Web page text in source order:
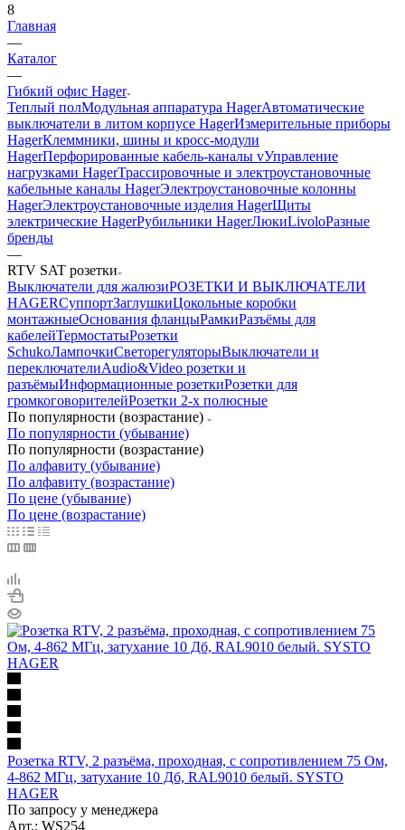
8
Главная
—
Каталог
—
Гибкий офис Hager
Теплый полМодульная аппаратура HagerАвтоматические
выключатели в литом корпусе HagerИзмерительные приборы
HagerКлеммники, шины и кросс-модули
HagerПерфорированные кабель-каналы vУправление
нагрузками HagerТрассировочные и электроустановочные
кабельные каналы HagerЭлектроустановочные колонны
HagerЭлектроустановочные изделия HagerЩиты
электрические HagerРубильники HagerЛюкиLivoloРазные
бренды
—
RTV SAT розетки
Выключатели для жалюзиРОЗЕТКИ И ВЫКЛЮЧАТЕЛИ
HAGERСуппортЗаглушкиЦокольные коробки
монтажныеОснования фланцыРамкиРазъёмы для
кабелейТермостатыРозетки
SchukoЛампочкиСветорегуляторыВыключатели и
переключателиAudio&Video розетки и
разъёмыИнформационные розеткиРозетки для
громкоговорителейРозетки 2-х полюсные
По популярности (возрастание)
По популярности (убывание)
По популярности (возрастание)
По алфавиту (убывание)
По алфавиту (возрастание)
По цене (убывание)
По цене (возрастание)
Розетка RTV, 2 разъёма, проходная, с сопротивлением 75 Ом,
4-862 МГц, затухание 10 Дб, RAL9010 белый. SYSTO
HAGER
По запросу у менеджера
Арт.: WS254